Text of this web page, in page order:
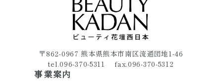
〒862-0967 熊本県熊本市南区流通団地1-46
tel.096-370-5311 fax.096-370-5312
事業案内